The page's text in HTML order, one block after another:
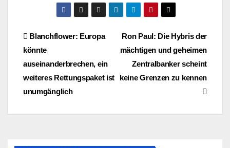
BeitragsnavigationRon Paul: Die Hybris der
mächtigen und geheimen
Zentralbanker scheint
keine Grenzen zu kennen
Blanchflower: Europa
könnte
auseinanderbrechen, ein
weiteres Rettungspaket ist
unumgänglich